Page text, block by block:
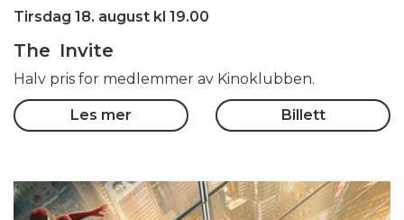
Tirsdag 18. august kl 19.00
The Invite
Halv pris for medlemmer av Kinoklubben.
Les mer Billett